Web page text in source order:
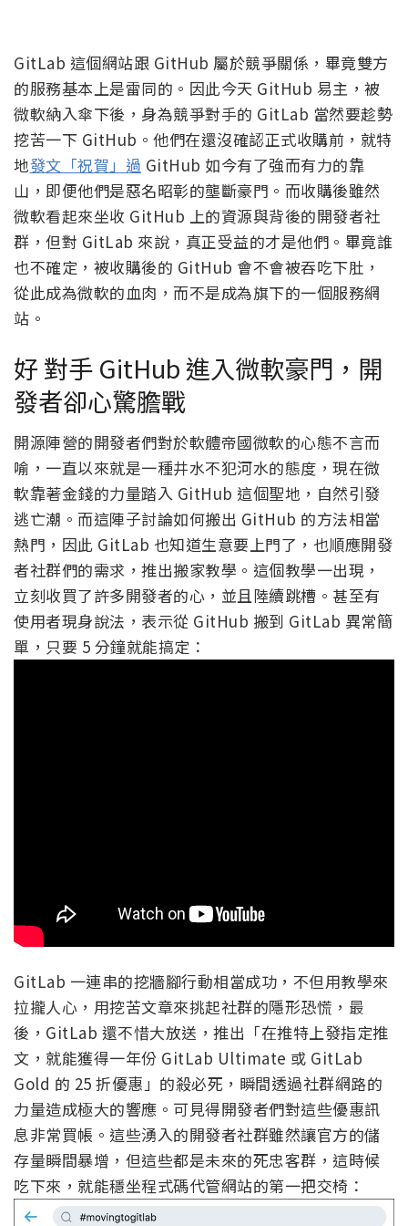
GitLab 這個網站跟 GitHub 屬於競爭關係，畢竟雙方
的服務基本上是雷同的。因此今天 GitHub 易主，被
微軟納入傘下後，身為競爭對手的 GitLab 當然要趁勢
挖苦一下 GitHub。他們在還沒確認正式收購前，就特
地發文「祝賀」過 GitHub 如今有了強而有力的靠
山，即便他們是惡名昭彰的壟斷豪門。而收購後雖然
微軟看起來坐收 GitHub 上的資源與背後的開發者社
群，但對 GitLab 來說，真正受益的才是他們。畢竟誰
也不確定，被收購後的 GitHub 會不會被吞吃下肚，
從此成為微軟的血肉，而不是成為旗下的一個服務網
站。
好 對手 GitHub 進入微軟豪門，開
發者卻心驚膽戰
開源陣營的開發者們對於軟體帝國微軟的心態不言而
喻，一直以來就是一種井水不犯河水的態度，現在微
軟靠著金錢的力量踏入 GitHub 這個聖地，自然引發
逃亡潮。而這陣子討論如何搬出 GitHub 的方法相當
熱門，因此 GitLab 也知道生意要上門了，也順應開發
者社群們的需求，推出搬家教學。這個教學一出現，
立刻收買了許多開發者的心，並且陸續跳槽。甚至有
使用者現身說法，表示從 GitHub 搬到 GitLab 異常簡
單，只要 5 分鐘就能搞定：
GitLab 一連串的挖牆腳行動相當成功，不但用教學來
拉攏人心，用挖苦文章來挑起社群的隱形恐慌，最
後，GitLab 還不惜大放送，推出「在推特上發指定推
文，就能獲得一年份 GitLab Ultimate 或 GitLab
Gold 的 25 折優惠」的殺必死，瞬間透過社群網路的
力量造成極大的響應。可見得開發者們對這些優惠訊
息非常買帳。這些湧入的開發者社群雖然讓官方的儲
存量瞬間暴增，但這些都是未來的死忠客群，這時候
吃下來，就能穩坐程式碼代管網站的第一把交椅：